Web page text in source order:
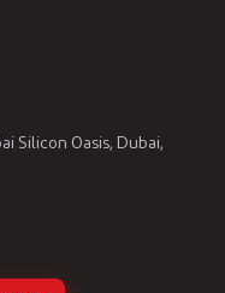
Silicon Oasis, Dubai,